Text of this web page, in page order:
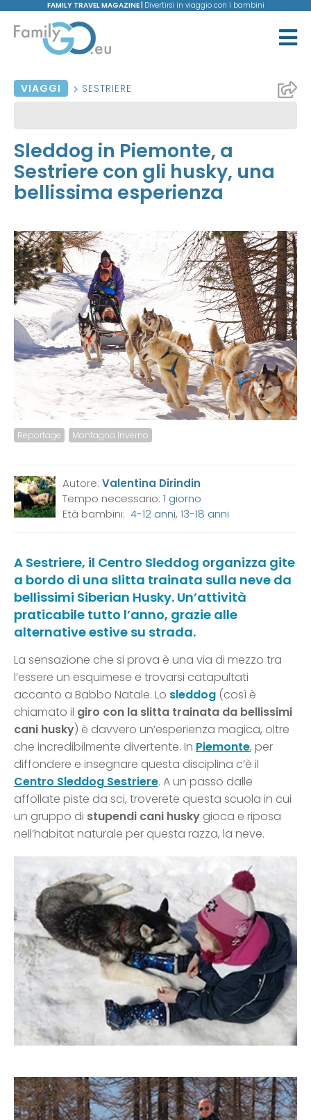
FAMILY TRAVEL MAGAZINE | Divertirsi in viaggio con i bambini
VIAGGI SESTRIERE
Sleddog in Piemonte, a
Sestriere con gli husky, una
bellissima esperienza
Reportage Montagna Inverno
Autore: Valentina Dirindin
Tempo necessario: 1 giorno
Età bambini: 4-12 anni, 13-18 anni
A Sestriere, il Centro Sleddog organizza gite
a bordo di una slitta trainata sulla neve da
bellissimi Siberian Husky. Un’attività
praticabile tutto l’anno, grazie alle
alternative estive su strada.
La sensazione che si prova è una via di mezzo tra
l’essere un esquimese e trovarsi catapultati
accanto a Babbo Natale. Lo sleddog (così è
chiamato il giro con la slitta trainata da bellissimi
cani husky) è davvero un’esperienza magica, oltre
che incredibilmente divertente. In Piemonte, per
diffondere e insegnare questa disciplina c’è il
Centro Sleddog Sestriere. A un passo dalle
affollate piste da sci, troverete questa scuola in cui
un gruppo di stupendi cani husky gioca e riposa
nell’habitat naturale per questa razza, la neve.